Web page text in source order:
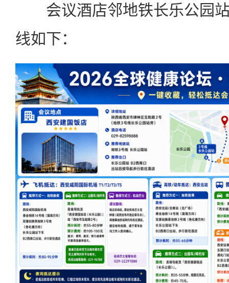
会议酒店邻地铁长乐公园站
线如下：